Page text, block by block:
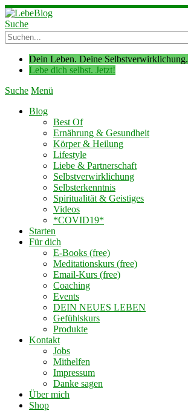
Suche
Dein Leben. Deine Selbstverwirklichung.
Lebe dich selbst. Jetzt!
Suche Menü
Blog
Best Of
Ernährung & Gesundheit
Körper & Heilung
Lifestyle
Liebe & Partnerschaft
Selbstverwirklichung
Selbsterkenntnis
Spiritualität & Geistiges
Videos
*COVID19*
Starten
Für dich
E-Books (free)
Meditationskurs (free)
Email-Kurs (free)
Coaching
Events
DEIN NEUES LEBEN
Gefühlskurs
Produkte
Kontakt
Jobs
Mithelfen
Impressum
Danke sagen
Über mich
Shop